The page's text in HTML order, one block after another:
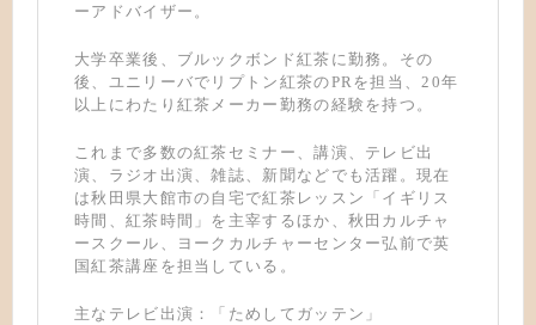
ーアドバイザー。
大学卒業後、ブルックボンド紅茶に勤務。その
後、ユニリーバでリプトン紅茶のPRを担当、20年
以上にわたり紅茶メーカー勤務の経験を持つ。
これまで多数の紅茶セミナー、講演、テレビ出
演、ラジオ出演、雑誌、新聞などでも活躍。現在
は秋田県大館市の自宅で紅茶レッスン「イギリス
時間、紅茶時間」を主宰するほか、秋田カルチャ
ースクール、ヨークカルチャーセンター弘前で英
国紅茶講座を担当している。
主なテレビ出演：「ためしてガッテン」